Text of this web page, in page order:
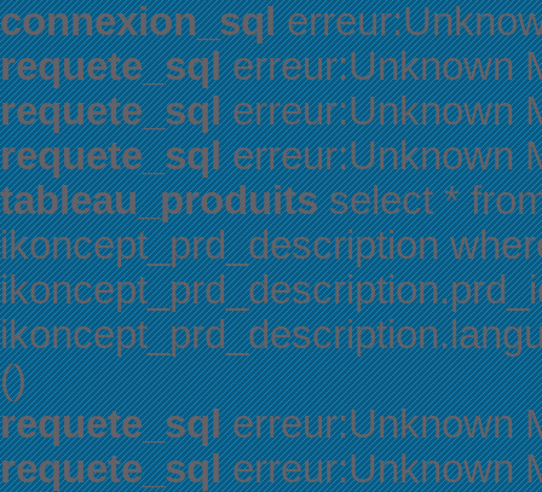
connexion_sql
requete_sqlerreur:Unknown
requete_sqlerreur:Unknown
requete_sqlerreur:Unknown
tableau_produitsselect *
ikoncept_prd_description
()
requete_sqlerreur:Unknown
requete_sqlerreur:Unknown